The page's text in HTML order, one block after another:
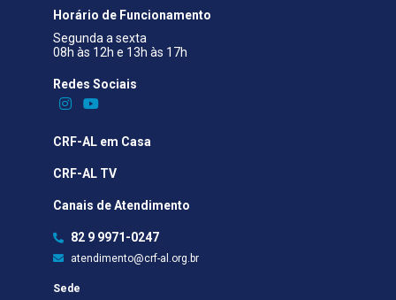
Horário de Funcionamento
Segunda a sexta
08h às 12h e 13h às 17h
Redes Sociais​
CRF-AL em Casa
CRF-AL TV
Canais de Atendimento
82 9 9971-0247
atendimento@crf-al.org.br
Sede